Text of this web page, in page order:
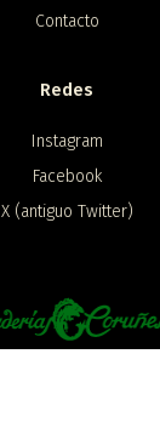
Contacto
Redes
Instagram
Facebook
X (antiguo Twitter)